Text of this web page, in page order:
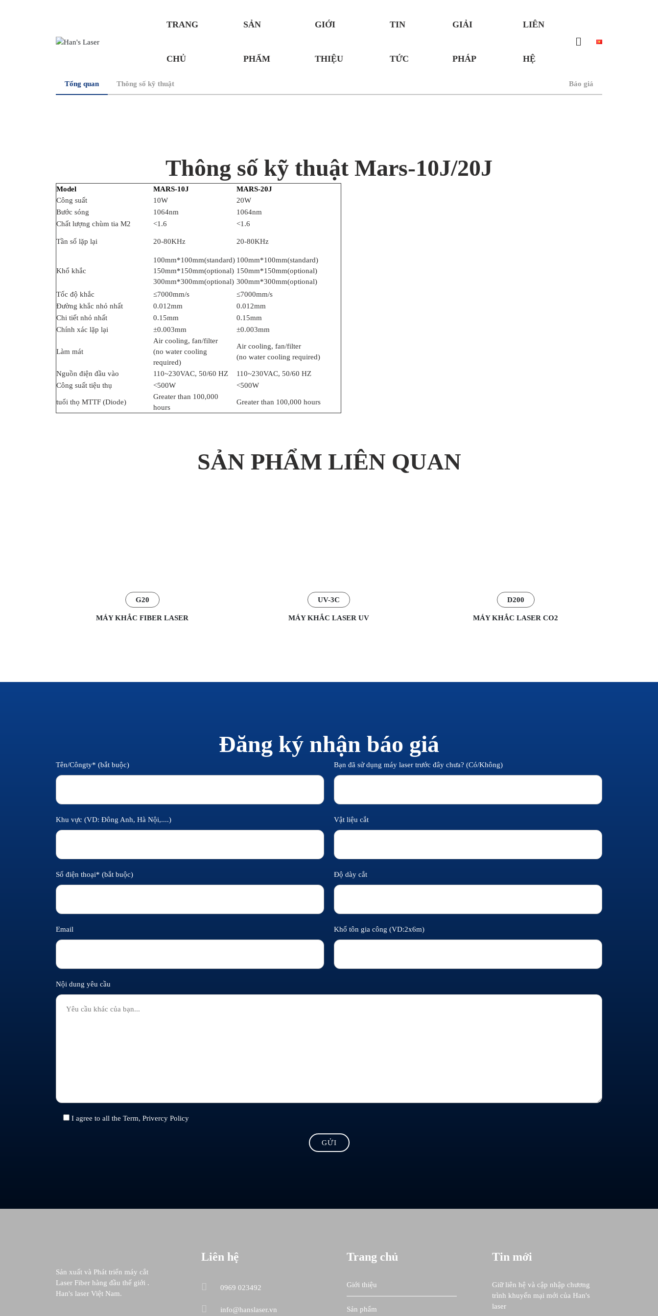
TRANG
CHỦ
SẢN
PHẨM
GIỚI
THIỆU
TIN
TỨC
GIẢI
PHÁP
LIÊN
HỆ
Tổng quan Thông số kỹ thuật Báo giá
Thông số kỹ thuật Mars-10J/20J
Model MARS-10J
MARS-20J
Công suất
10W
20W
Bước sóng
1064nm
1064nm
Chất lượng chùm tia M2
<1.6 <1.6
Tần số lặp lại 20-80KHz 20-80KHz
Khổ khắc
100mm*100mm(standard)
150mm*150mm(optional)
300mm*300mm(optional)
100mm*100mm(standard)
150mm*150mm(optional)
300mm*300mm(optional)
Tốc độ khắc
≤7000mm/s
≤7000mm/s
Đường khắc nhỏ nhất
0.012mm
0.012mm
Chi tiết nhỏ nhất
0.15mm
0.15mm
Chính xác lặp lại
±0.003mm ±0.003mm
Làm mát
Air cooling, fan/filter
(no water cooling
required)
Air cooling, fan/filter
(no water cooling required)
Nguồn điện đầu vào 110~230VAC, 50/60 HZ
110~230VAC, 50/60 HZ
Công suất tiệu thụ
<500W <500W
tuổi thọ MTTF (Diode)
Greater than 100,000
hours
Greater than 100,000 hours
SẢN PHẨM LIÊN QUAN
G20
MÁY KHẮC FIBER LASER
UV-3C
MÁY KHẮC LASER UV
D200
MÁY KHẮC LASER CO2
Đăng ký nhận báo giá
Tên/Côngty* (bắt buộc) Bạn đã sử dụng máy laser trước đây chưa? (Có/Không)
Khu vực (VD: Đông Anh, Hà Nội,....) Vật liệu cắt
Số điện thoại* (bắt buộc) Độ dày cắt
Email Khổ tôn gia công (VD:2x6m)
Nội dung yêu cầu
I agree to all the Term, Privercy Policy
Sản xuất và Phát triển máy cắt
Laser Fiber hàng đầu thế giới .
Han's laser Việt Nam.
Liên hệ
0969 023492
info@hanslaser.vn
Trang chủ
Giới thiệu
Sản phẩm
Tin mới
Giữ liên hệ và cập nhập chương
trình khuyến mại mới của Han's
laser